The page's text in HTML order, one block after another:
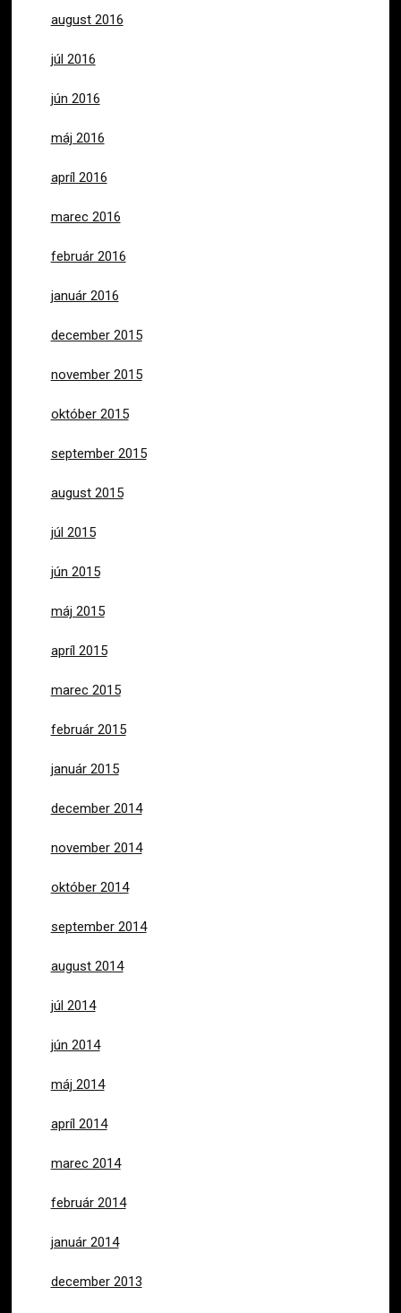
august 2016
júl 2016
jún 2016
máj 2016
apríl 2016
marec 2016
február 2016
január 2016
december 2015
november 2015
október 2015
september 2015
august 2015
júl 2015
jún 2015
máj 2015
apríl 2015
marec 2015
február 2015
január 2015
december 2014
november 2014
október 2014
september 2014
august 2014
júl 2014
jún 2014
máj 2014
apríl 2014
marec 2014
február 2014
január 2014
december 2013